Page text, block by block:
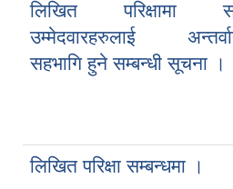
लिखित परिक्षामा
उम्मेदवारहरुलाई
सहभागि हुने सम्बन्धी सूचना ।
लिखित परिक्षा सम्बन्धमा ।